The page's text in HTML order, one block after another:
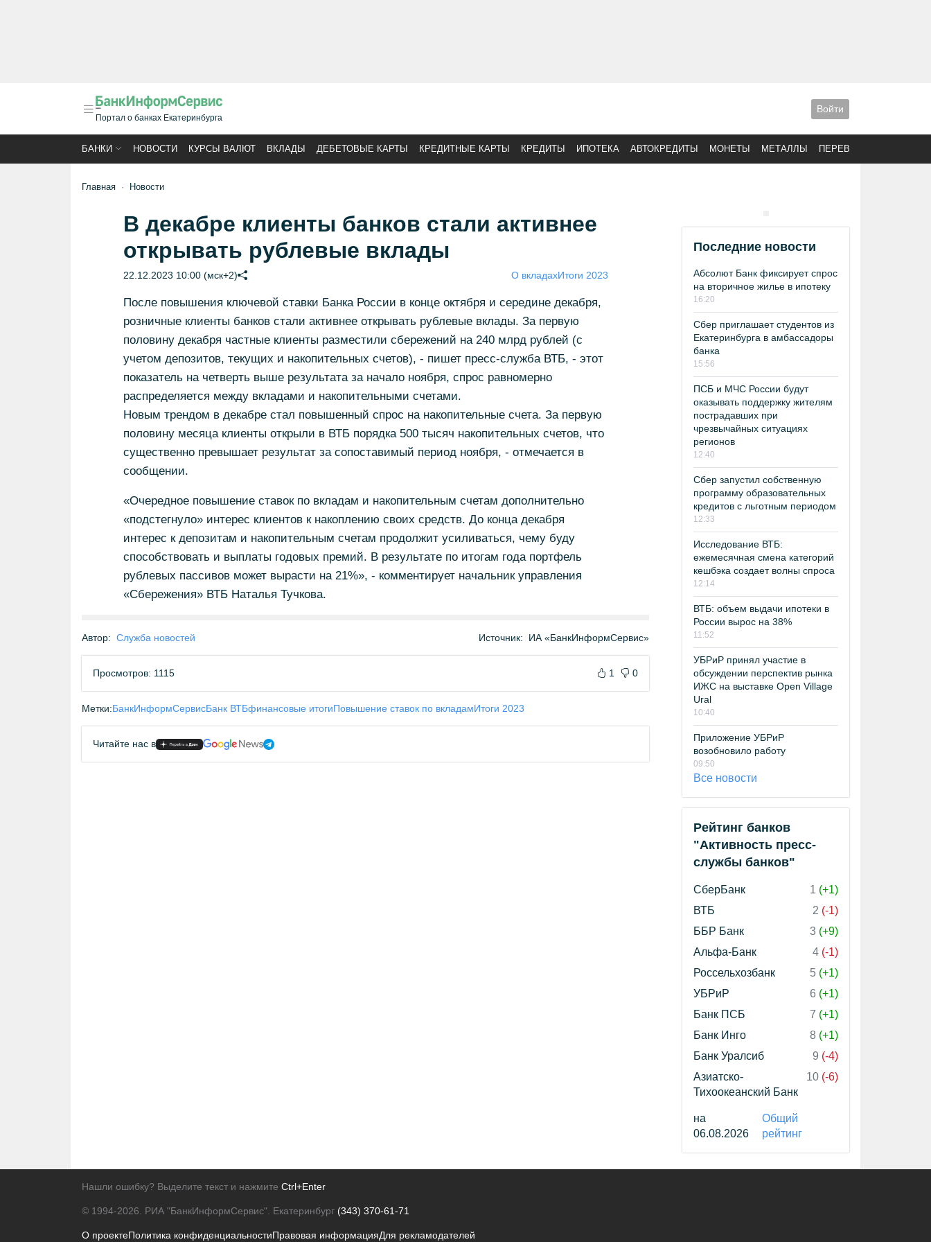
Портал о банках Екатеринбурга
Войти
БАНКИ НОВОСТИ КУРСЫ ВАЛЮТ ВКЛАДЫ ДЕБЕТОВЫЕ КАРТЫ КРЕДИТНЫЕ КАРТЫ КРЕДИТЫ ИПОТЕКА АВТОКРЕДИТЫ МОНЕТЫ МЕТАЛЛЫ ПЕРЕВОДЫ
Главная Новости
В декабре клиенты банков стали активнее
открывать рублевые вклады
22.12.2023 10:00 (мск+2) О вкладахИтоги 2023
После повышения ключевой ставки Банка России в конце октября и середине декабря,
розничные клиенты банков стали активнее открывать рублевые вклады. За первую
половину декабря частные клиенты разместили сбережений на 240 млрд рублей (с
учетом депозитов, текущих и накопительных счетов), - пишет пресс-служба ВТБ, - этот
показатель на четверть выше результата за начало ноября, спрос равномерно
распределяется между вкладами и накопительными счетами.
Новым трендом в декабре стал повышенный спрос на накопительные счета. За первую
половину месяца клиенты открыли в ВТБ порядка 500 тысяч накопительных счетов, что
существенно превышает результат за сопоставимый период ноября, - отмечается в
сообщении.
«Очередное повышение ставок по вкладам и накопительным счетам дополнительно
«подстегнуло» интерес клиентов к накоплению своих средств. До конца декабря
интерес к депозитам и накопительным счетам продолжит усиливаться, чему буду
способствовать и выплаты годовых премий. В результате по итогам года портфель
рублевых пассивов может вырасти на 21%», - комментирует начальник управления
«Сбережения» ВТБ Наталья Тучкова.
Автор: Служба новостей Источник: ИА «БанкИнформСервис»
Просмотров: 1115 1 0
Метки:БанкИнформСервисБанк ВТБфинансовые итогиПовышение ставок по вкладамИтоги 2023
Читайте нас в
Последние новости
Абсолют Банк фиксирует спрос
на вторичное жилье в ипотеку
16:20
Сбер приглашает студентов из
Екатеринбурга в амбассадоры
банка
15:56
ПСБ и МЧС России будут
оказывать поддержку жителям
пострадавших при
чрезвычайных ситуациях
регионов
12:40
Сбер запустил собственную
программу образовательных
кредитов с льготным периодом
12:33
Исследование ВТБ:
ежемесячная смена категорий
кешбэка создает волны спроса
12:14
ВТБ: объем выдачи ипотеки в
России вырос на 38%
11:52
УБРиР принял участие в
обсуждении перспектив рынка
ИЖС на выставке Open Village
Ural
10:40
Приложение УБРиР
возобновило работу
09:50
Все новости
Рейтинг банков
"Активность пресс-
службы банков"
СберБанк 1 (+1)
ВТБ
2 (-1)
ББР Банк
3 (+9)
Альфа-Банк
4 (-1)
Россельхозбанк
5 (+1)
УБРиР
6 (+1)
Банк ПСБ
7 (+1)
Банк Инго
8 (+1)
Банк Уралсиб
9 (-4)
Азиатско-
Тихоокеанский Банк
10 (-6)
на
06.08.2026
Общий
рейтинг
Нашли ошибку? Выделите текст и нажмите Ctrl+Enter
© 1994-2026. РИА "БанкИнформСервис". Екатеринбург (343) 370-61-71
О проектеПолитика конфиденциальностиПравовая информацияДля рекламодателей